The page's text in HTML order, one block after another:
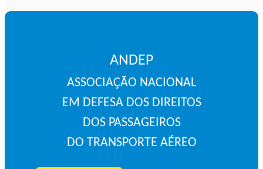
ANDEP
ASSOCIAÇÃO NACIONAL
EM DEFESA DOS DIREITOS
DOS PASSAGEIROS
DO TRANSPORTE AÉREO